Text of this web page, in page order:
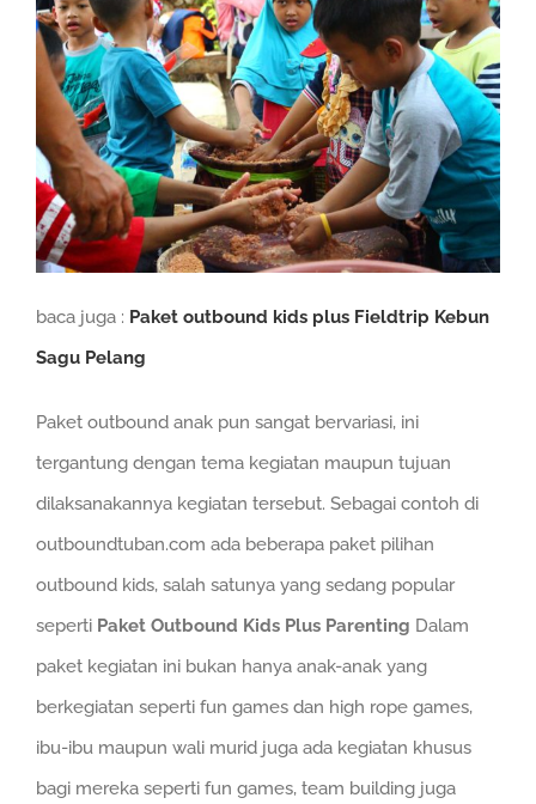
baca juga : Paket outbound kids plus Fieldtrip Kebun
Sagu Pelang
Paket outbound anak pun sangat bervariasi, ini
tergantung dengan tema kegiatan maupun tujuan
dilaksanakannya kegiatan tersebut. Sebagai contoh di
outboundtuban.com ada beberapa paket pilihan
outbound kids, salah satunya yang sedang popular
seperti Paket Outbound Kids Plus Parenting Dalam
paket kegiatan ini bukan hanya anak-anak yang
berkegiatan seperti fun games dan high rope games,
ibu-ibu maupun wali murid juga ada kegiatan khusus
bagi mereka seperti fun games, team building juga